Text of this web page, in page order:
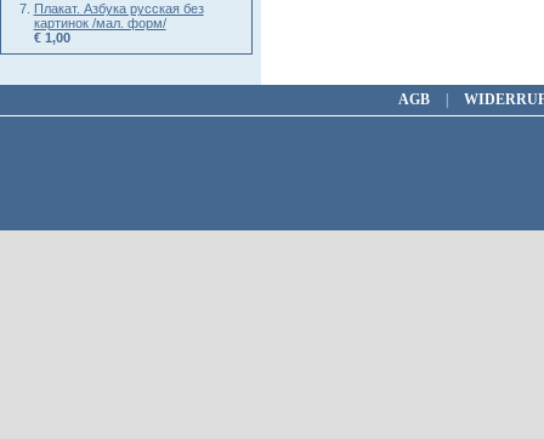
Плакат. Азбука русская без
картинок /мал. форм/
€ 1,00
AGB